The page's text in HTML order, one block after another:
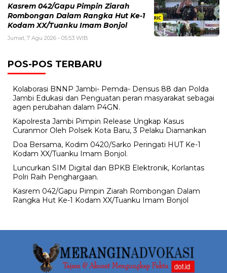
Kasrem 042/Gapu Pimpin Ziarah
Rombongan Dalam Rangka Hut Ke-1
Kodam XX/Tuanku Imam Bonjol
Jumat, 7 Agu 2026 - 05:53 WIB
POS-POS TERBARU
Kolaborasi BNNP Jambi- Pemda- Densus 88 dan Polda
Jambi Edukasi dan Penguatan peran masyarakat sebagai
agen perubahan dalam P4GN.
Kapolresta Jambi Pimpin Release Ungkap Kasus
Curanmor Oleh Polsek Kota Baru, 3 Pelaku Diamankan
Doa Bersama, Kodim 0420/Sarko Peringati HUT Ke-1
Kodam XX/Tuanku Imam Bonjol.
Luncurkan SIM Digital dan BPKB Elektronik, Korlantas
Polri Raih Penghargaan.
Kasrem 042/Gapu Pimpin Ziarah Rombongan Dalam
Rangka Hut Ke-1 Kodam XX/Tuanku Imam Bonjol